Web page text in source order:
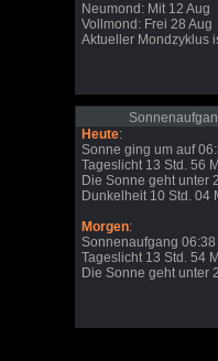
Neumond: Mit 12 Aug
Vollmond: Frei 28 Aug
Aktueller Mondzyklus
Heute:
Sonne ging um auf
Tageslicht 13 Std. 56
Die Sonne geht unter
Dunkelheit 10 Std. 04
Morgen:
Sonnenaufgang 06:38
Tageslicht 13 Std. 54
Die Sonne geht unter